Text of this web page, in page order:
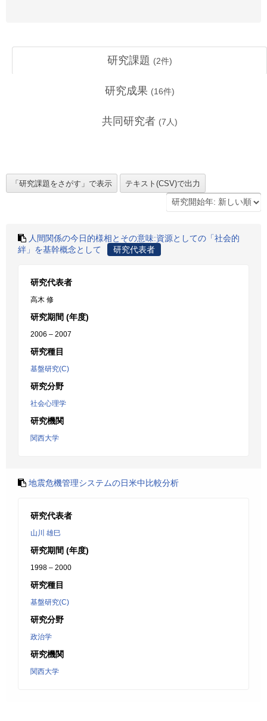
研究課題 (2件)
研究成果 (16件)
共同研究者 (7 人)
人間関係の今日的様相とその意味:資源としての「社会的
絆」を基幹概念として
研究代表者
研究代表者
高木 修
研究期間 (年度)
2006 – 2007
研究種目
基盤研究(C)
研究分野
社会心理学
研究機関
関西大学
地震危機管理システムの日米中比較分析
研究代表者
山川 雄巳
研究期間 (年度)
1998 – 2000
研究種目
基盤研究(C)
研究分野
政治学
研究機関
関西大学